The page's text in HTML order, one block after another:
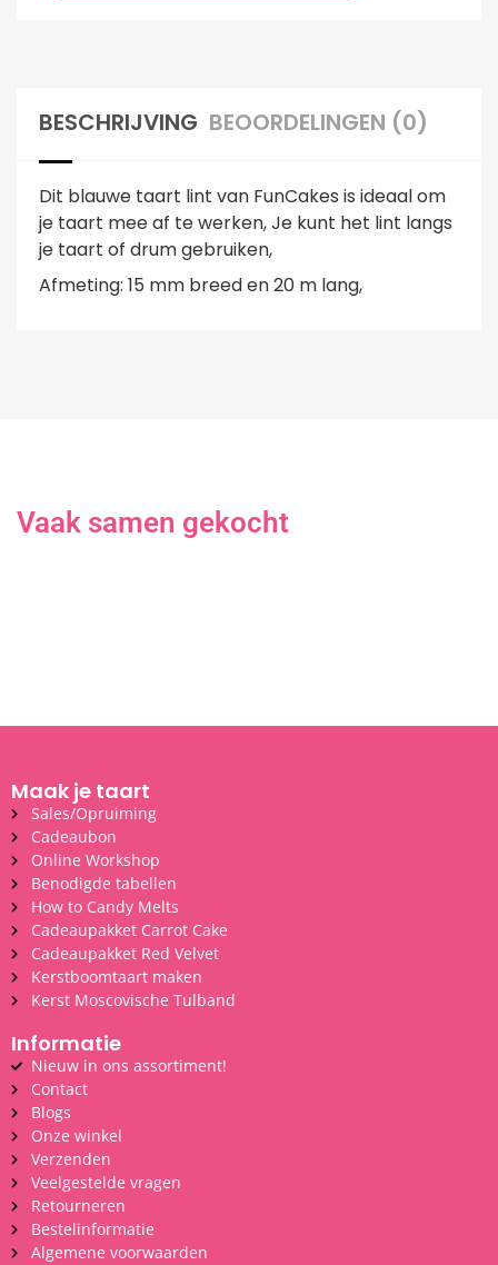
BESCHRIJVING BEOORDELINGEN (0)
Dit blauwe taart lint van FunCakes is ideaal om
je taart mee af te werken, Je kunt het lint langs
je taart of drum gebruiken,
Afmeting: 15 mm breed en 20 m lang,
Vaak samen gekocht
Maak je taart
Sales/Opruiming
Cadeaubon
Online Workshop
Benodigde tabellen
How to Candy Melts
Cadeaupakket Carrot Cake
Cadeaupakket Red Velvet
Kerstboomtaart maken
Kerst Moscovische Tulband
Informatie
Nieuw in ons assortiment!
Contact
Blogs
Onze winkel
Verzenden
Veelgestelde vragen
Retourneren
Bestelinformatie
Algemene voorwaarden